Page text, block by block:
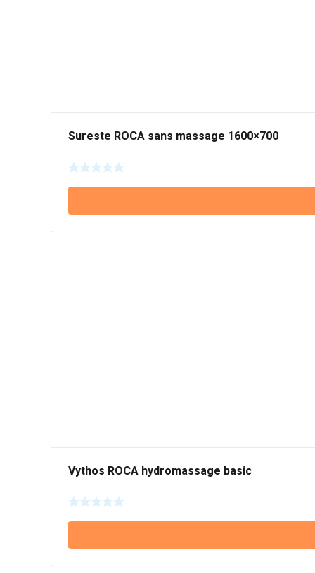
Sureste ROCA sans massage 1600×700
Vythos ROCA hydromassage basic